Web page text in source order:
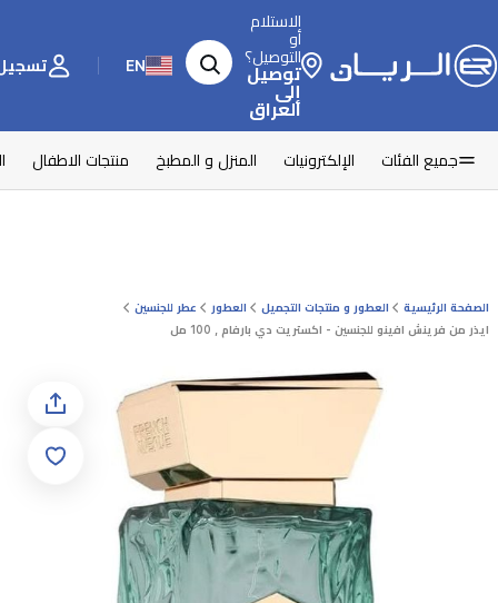
الاستلام
أو
التوصيل؟
توصيل
إلى
العراق
EN تسجيل
جميع الفئات الإلكترونيات المنزل و المطبخ منتجات الاطفال
الصفحة الرئيسية العطور و منتجات التجميل العطور
عطر للجنسين
ايذر من فرينش افينو للجنسين - اكستريت دي بارفام , 100 مل